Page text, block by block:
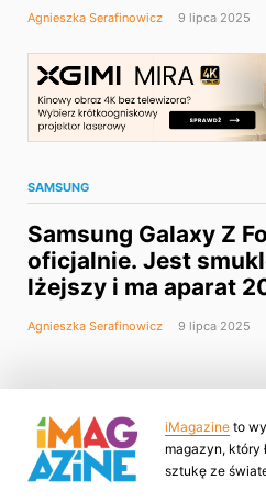
Agnieszka Serafinowicz 9 lipca 2025
SAMSUNG
Samsung Galaxy Z
oficjalnie. Jest
lżejszy i ma aparat
Agnieszka Serafinowicz 9 lipca 2025
iMagazine to
magazyn, który
sztukę ze